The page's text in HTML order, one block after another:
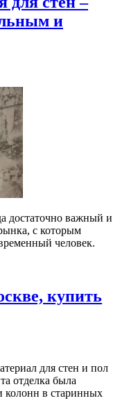
и
достаточно важный и
с которым
человек.
купить
для стен и пол
отделка была
колонн в старинных